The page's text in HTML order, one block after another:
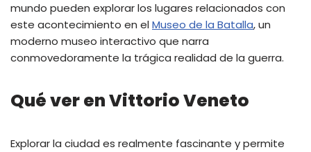
mundo pueden explorar los lugares relacionados con
este acontecimiento en elMuseo de la Batalla, un
moderno museo interactivo que narra
conmovedoramente la trágica realidad de la guerra.
Qué ver en Vittorio Veneto
Explorar la ciudad es realmente fascinante y permite